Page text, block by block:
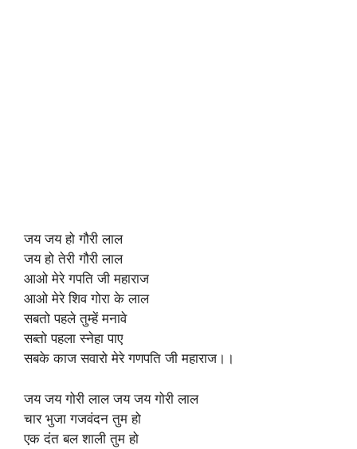
जय जय हो गौरी लाल
जय हो तेरी गौरी लाल
आओ मेरे गपति जी महाराज
आओ मेरे शिव गोरा के लाल
सबतो पहले तुम्हें मनावे
सब्तो पहला स्नेहा पाए
सबके काज सवारो मेरे गणपति जी महाराज।।
जय जय गोरी लाल जय जय गोरी लाल
चार भुजा गजवंदन तुम हो
एक दंत बल शाली तुम हो